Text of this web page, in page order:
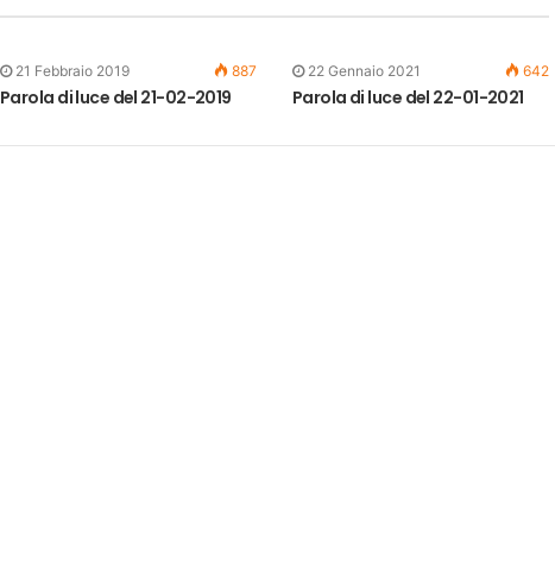
21 Febbraio 2019 887
Parola di luce del 21-02-2019
22 Gennaio 2021 642
Parola di luce del 22-01-2021